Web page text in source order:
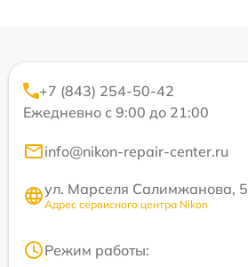
+7 (843) 254-50-42
Ежедневно с 9:00 до 21:00
info@nikon-repair-center.ru
ул. Марселя Салимжанова, 5
Адрес сервисного центра Nikon
Режим работы: